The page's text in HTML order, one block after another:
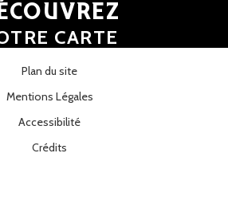
CARTE
Plan du site
Mentions Légales
Accessibilité
Crédits